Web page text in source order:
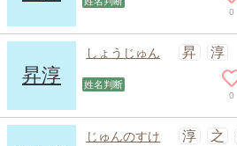
0
昇淳
しょうじゅん 昇 淳
姓名判断
0
じゅんのすけ 淳 之